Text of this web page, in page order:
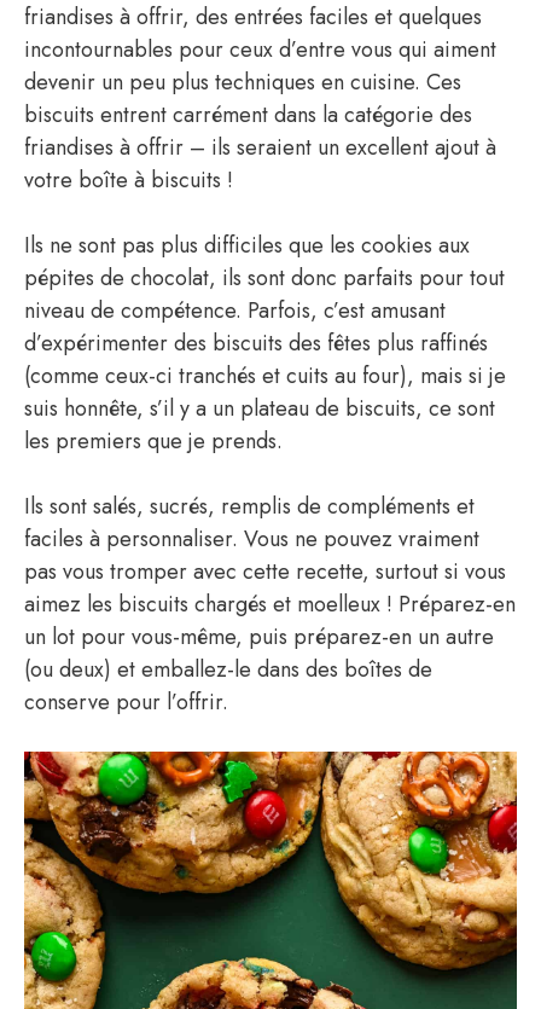
friandises à offrir, des entrées faciles et quelques
incontournables pour ceux d’entre vous qui aiment
devenir un peu plus techniques en cuisine. Ces
biscuits entrent carrément dans la catégorie des
friandises à offrir – ils seraient un excellent ajout à
votre boîte à biscuits !
Ils ne sont pas plus difficiles que les cookies aux
pépites de chocolat, ils sont donc parfaits pour tout
niveau de compétence. Parfois, c’est amusant
d’expérimenter des biscuits des fêtes plus raffinés
(comme ceux-ci tranchés et cuits au four), mais si je
suis honnête, s’il y a un plateau de biscuits, ce sont
les premiers que je prends.
Ils sont salés, sucrés, remplis de compléments et
faciles à personnaliser. Vous ne pouvez vraiment
pas vous tromper avec cette recette, surtout si vous
aimez les biscuits chargés et moelleux ! Préparez-en
un lot pour vous-même, puis préparez-en un autre
(ou deux) et emballez-le dans des boîtes de
conserve pour l’offrir.